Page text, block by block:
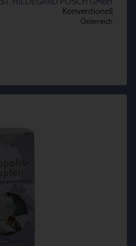
ST. HILDEGARD POSCH GMBH
Konventionell
Österreich